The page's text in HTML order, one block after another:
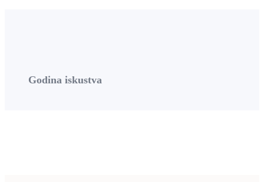
Godina iskustva